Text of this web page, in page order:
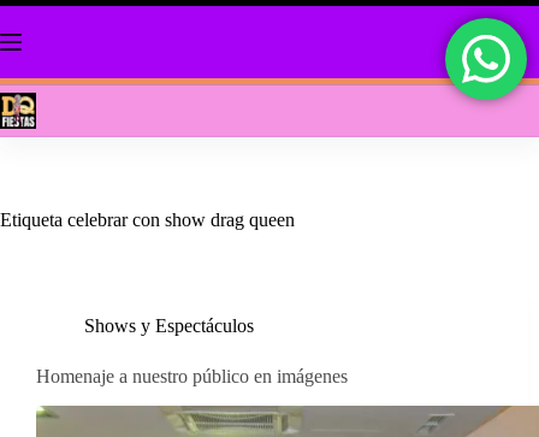
Saltar
al
contenido
Etiqueta celebrar con show drag queen
Shows y Espectáculos
Homenaje a nuestro público en imágenes